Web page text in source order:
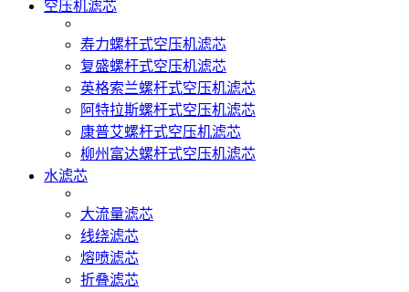
空压机滤芯
寿力螺杆式空压机滤芯
复盛螺杆式空压机滤芯
英格索兰螺杆式空压机滤芯
阿特拉斯螺杆式空压机滤芯
康普艾螺杆式空压机滤芯
柳州富达螺杆式空压机滤芯
水滤芯
大流量滤芯
线绕滤芯
熔喷滤芯
折叠滤芯